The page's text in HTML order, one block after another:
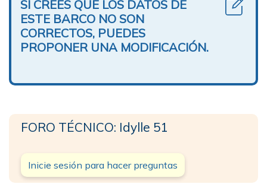
SI CREES QUE LOS DATOS DE
ESTE BARCO NO SON
CORRECTOS, PUEDES
PROPONER UNA MODIFICACIÓN.
FORO TÉCNICO: Idylle 51
Inicie sesión para hacer preguntas